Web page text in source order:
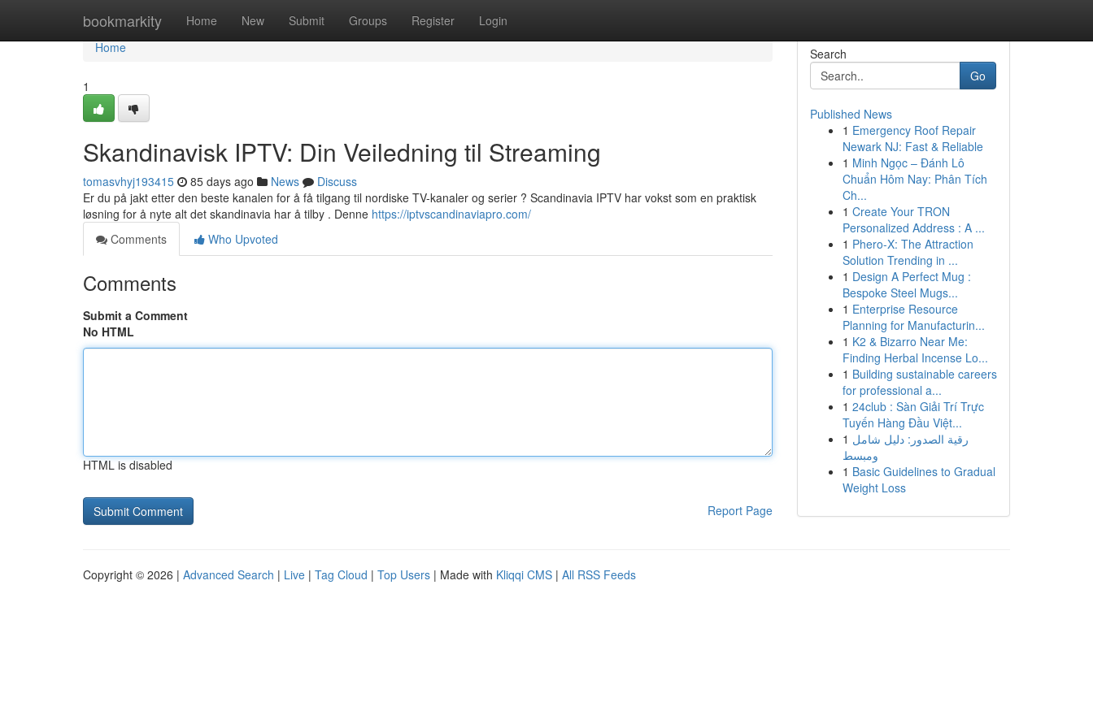
bookmarkity Home New Submit Groups Register Login
Home
Home
1
Skandinavisk IPTV: Din Veiledning til Streaming
tomasvhyj193415 85 days ago News
Discuss
Er du på jakt etter den beste kanalen for å få tilgang til nordiske TV-kanaler og serier ? Scandinavia IPTV har vokst som en praktisk
løsning for å nyte alt det skandinavia har å tilby . Denne https://iptvscandinaviapro.com/
Comments
Who Upvoted
Comments
Submit a Comment
No HTML
HTML is disabled
Report Page
Search
Go
Published News
1 Emergency Roof Repair
Newark NJ: Fast & Reliable
1 Minh Ngọc – Đánh Lô
Chuẩn Hôm Nay: Phân Tích
Ch...
1 Create Your TRON
Personalized Address : A ...
1 Phero-X: The Attraction
Solution Trending in ...
1 Design A Perfect Mug :
Bespoke Steel Mugs...
1 Enterprise Resource
Planning for Manufacturin...
1 K2 & Bizarro Near Me:
Finding Herbal Incense Lo...
1 Building sustainable careers
for professional a...
1 24club : Sàn Giải Trí Trực
Tuyến Hàng Đầu Việt...
1 رقية الصدور: دليل شامل
ومبسط
1 Basic Guidelines to Gradual
Weight Loss
Copyright © 2026 | Advanced Search | Live | Tag Cloud | Top Users | Made with Kliqqi CMS | All RSS Feeds